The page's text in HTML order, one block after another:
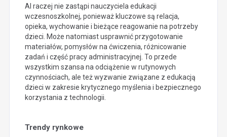
AI raczej nie zastąpi nauczyciela edukacji
wczesnoszkolnej, ponieważ kluczowe są relacja,
opieka, wychowanie i bieżące reagowanie na potrzeby
dzieci. Może natomiast usprawnić przygotowanie
materiałów, pomysłów na ćwiczenia, różnicowanie
zadań i część pracy administracyjnej. To przede
wszystkim szansa na odciążenie w rutynowych
czynnościach, ale też wyzwanie związane z edukacją
dzieci w zakresie krytycznego myślenia i bezpiecznego
korzystania z technologii.
Trendy rynkowe